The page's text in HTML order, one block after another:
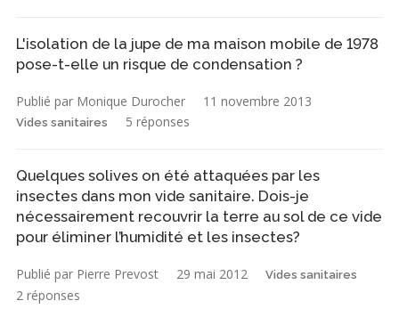
L'isolation de la jupe de ma maison mobile de 1978
pose-t-elle un risque de condensation ?
Publié par Monique Durocher 11 novembre 2013
Vides sanitaires 5 réponses
Quelques solives on été attaquées par les
insectes dans mon vide sanitaire. Dois-je
nécessairement recouvrir la terre au sol de ce vide
pour éliminer l’humidité et les insectes?
Publié par Pierre Prevost 29 mai 2012 Vides sanitaires
2 réponses